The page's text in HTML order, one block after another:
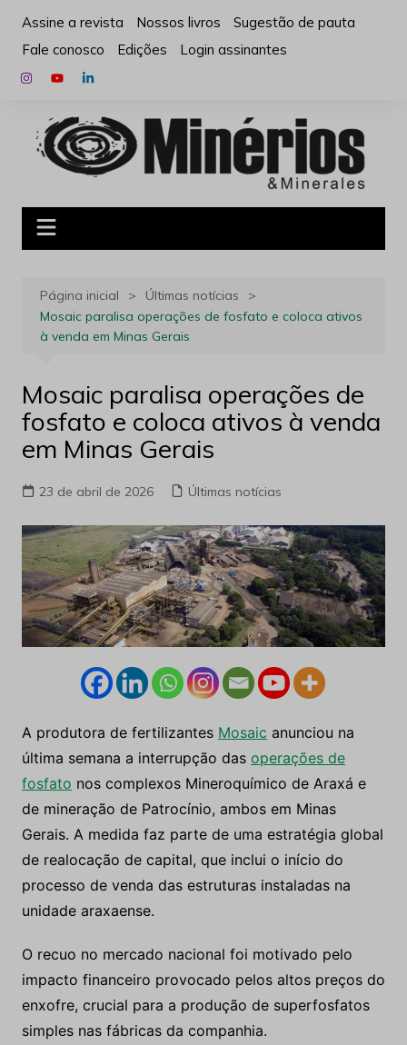
para
conteúdo
Assine a revista Nossos livros
Sugestão de pauta
Fale conosco
Edições Login assinantes
Página inicial
Últimas notícias
Mosaic paralisa operações de fosfato e coloca ativos
à venda em Minas Gerais
Mosaic paralisa operações de
fosfato e coloca ativos à venda
em Minas Gerais
23 de abril de 2026 Últimas notícias
A produtora de fertilizantes Mosaic anunciou na
última semana a interrupção das operações de
fosfato nos complexos Mineroquímico de Araxá e
de mineração de Patrocínio, ambos em Minas
Gerais. A medida faz parte de uma estratégia global
de realocação de capital, que inclui o início do
processo de venda das estruturas instaladas na
unidade araxaense.
O recuo no mercado nacional foi motivado pelo
impacto financeiro provocado pelos altos preços do
enxofre, crucial para a produção de superfosfatos
simples nas fábricas da companhia.